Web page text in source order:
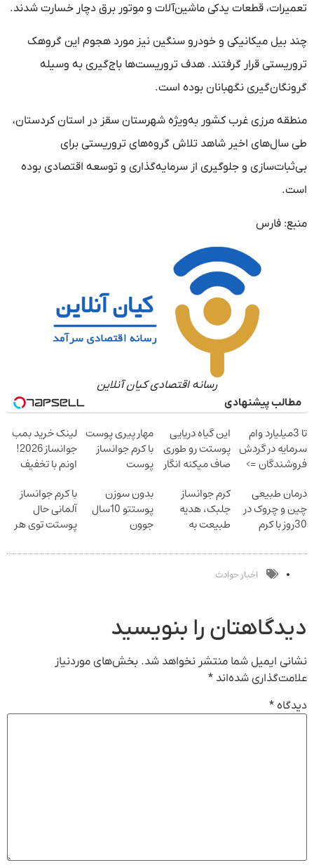
تعمیرات، قطعات یدکی ماشین‌آلات و موتور برق دچار خسارت شدند.
چند بیل میکانیکی و خودرو سنگین نیز مورد هجوم این گروهک
تروریستی قرار گرفتند. هدف تروریست‌ها باج‌گیری به وسیله
گرونگان‌گیری نگهبانان بوده است.
منطقه مرزی غرب کشور به‌ویژه شهرستان سقز در استان کردستان،
طی سال‌های اخیر شاهد تلاش گروه‌های تروریستی برای
بی‌ثبات‌سازی و جلوگیری از سرمایه‌گذاری و توسعه اقتصادی بوده
است.
منبع: فارس
رسانه اقتصادی کیان آنلاین
مطالب پیشنهادی
تا 3میلیارد وام
سرمایه در گردش
فروشندگان =>
ثبت کن
این گیاه دریایی
پوستت رو طوری
صاف میکنه انگار
شدی
مهار پیری پوست
با کرم جوانساز
پوست
ویژه تا امشب)
لینک خرید بمب
جوانساز 2026!
اونم با تخفیف
درمان طبیعی
چین و چروک در
30روز با کرم
آلمانی(45%تخفیف)
کرم جوانساز
جلبک، هدیه
طبیعت به
تخفیف ویژه)
بدون سوزن
پوستتو 10سال
جوون
پاییزی
با کرم جوانساز
آلمانی حال
پوستت توی هر
خوبه۴۵٪تخفیف
اخبار حوادث
دیدگاهتان را بنویسید
نشانی ایمیل شما منتشر نخواهد شد. بخش‌های موردنیاز
علامت‌گذاری شده‌اند *
دیدگاه *